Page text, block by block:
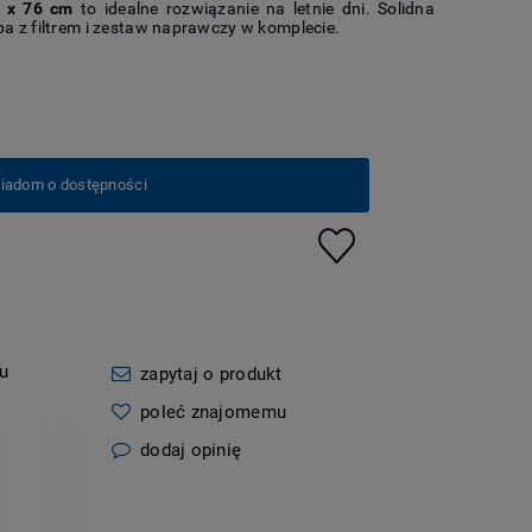
x 76 cm to idealne rozwiązanie na letnie dni. Solidna
z filtrem i zestaw naprawczy w komplecie.
o dostępności
zapytaj o produkt
poleć znajomemu
dodaj opinię